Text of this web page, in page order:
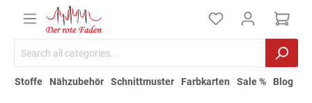
Stoffe Nähzubehör Schnittmuster Farbkarten Sale % Blog